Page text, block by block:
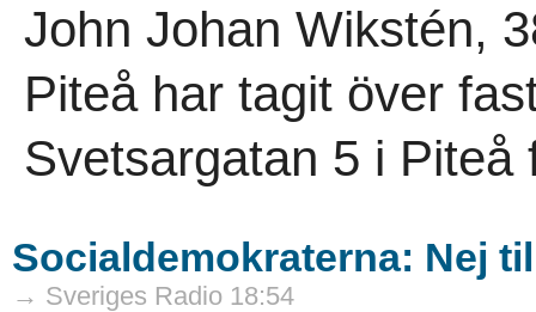
John Johan Wikstén,
Piteå har tagit över
Svetsargatan 5 i Piteå
Socialdemokraterna: Nej
→ Sveriges Radio 18:54